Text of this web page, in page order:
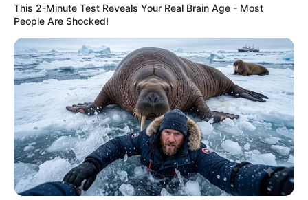
This 2-Minute Test Reveals Your Real Brain Age - Most
People Are Shocked!